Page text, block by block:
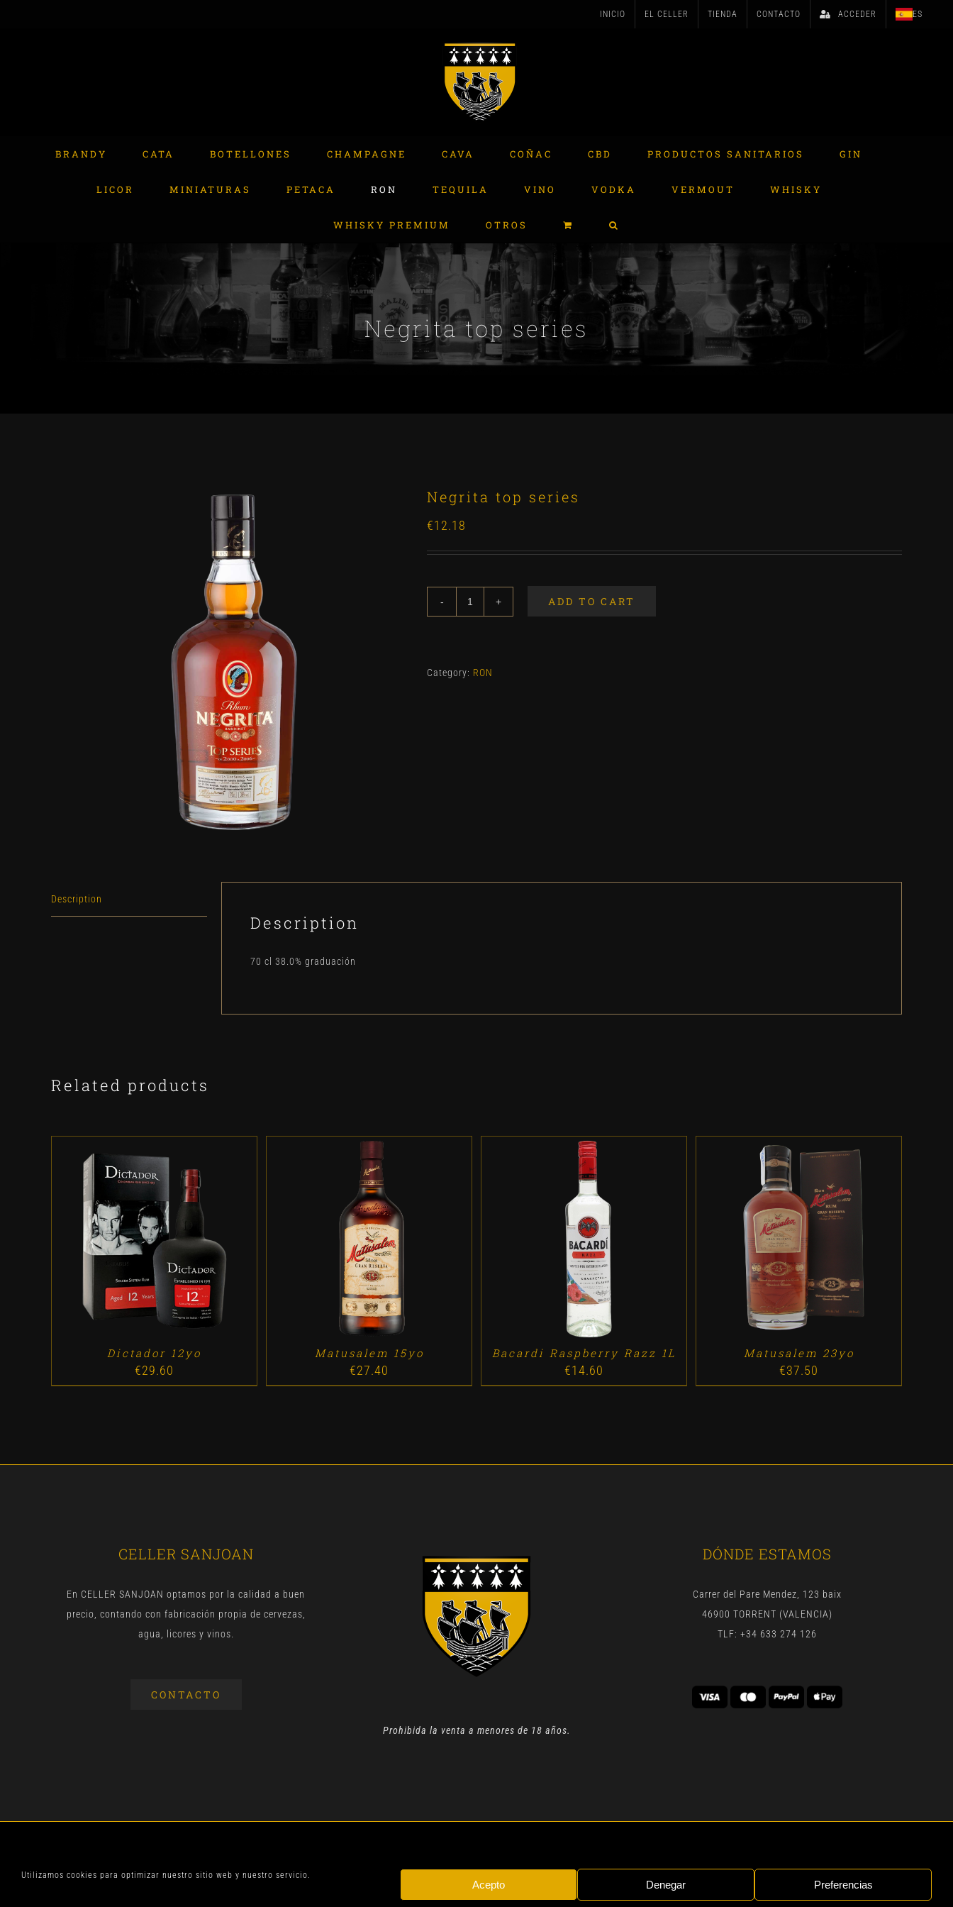
Utilizamos cookies para optimizar nuestro sitio web y nuestro servicio.
Acepto Denegar Preferencias
INICIO EL CELLER TIENDA CONTACTO ACCEDER ES
BRANDY CATA BOTELLONES CHAMPAGNE CAVA COÑAC CBD PRODUCTOS SANITARIOS GIN
LICOR MINIATURAS PETACA RON TEQUILA VINO VODKA VERMOUT WHISKY
WHISKY PREMIUM OTROS
Negrita top series
Negrita top series
€12.18
quantity
ADD TO CART
Category: RON
Description
Description
70 cl 38.0% graduación
Related products
ADD TO CART / DETALLES
Dictador 12yo
€29.60
ADD TO CART / DETALLES
Matusalem 15yo
€27.40
ADD TO CART / DETALLES
Bacardi Raspberry Razz 1L
€14.60
ADD TO CART /
Matusalem 23yo
€37.50
CELLER SANJOAN
En CELLER SANJOAN optamos por la calidad a buen
precio, contando con fabricación propia de cervezas,
agua, licores y vinos.
CONTACTO
Prohibida la venta a menores de 18 años.
DÓNDE ESTAMOS
Carrer del Pare Mendez, 123 baix
46900 TORRENT (VALENCIA)
TLF: +34 633 274 126
AVISO LEGAL| TODOS LOS DERECHOS RESERVADOS | BYGEN DIGITAL